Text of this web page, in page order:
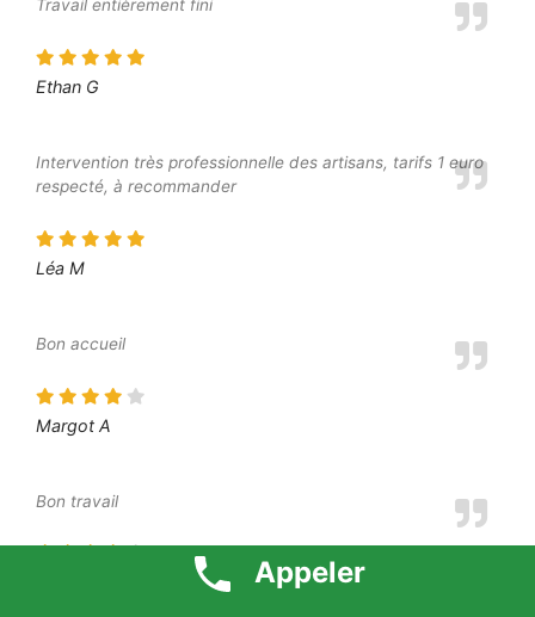
Travail entièrement fini
Ethan G
Intervention très professionnelle des artisans, tarifs 1 euro
respecté, à recommander
Léa M
Bon accueil
Margot A
Bon travail
Appeler